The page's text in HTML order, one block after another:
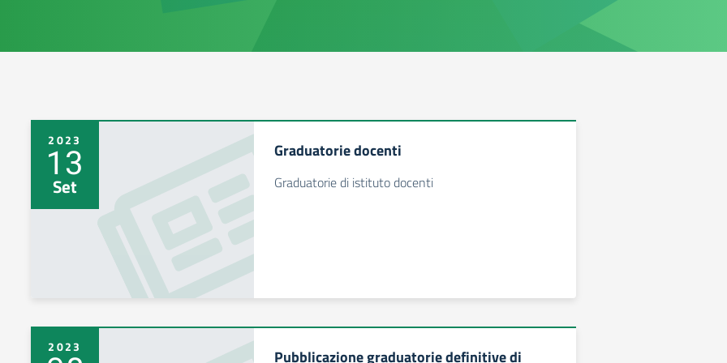
2023
13
Set
Graduatorie docenti
Graduatorie di istituto docenti
2023 Pubblicazione graduatorie definitive di